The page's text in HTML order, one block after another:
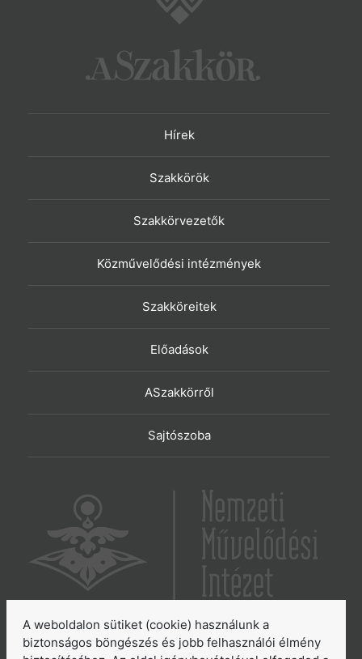
Hírek
Szakkörök
Szakkörvezetők
Közművelődési intézmények
Szakköreitek
Előadások
ASzakkörről
Sajtószoba
6065 Lakitelek, Szentkirályi út 2.
A weboldalon sütiket (cookie) használunk a
biztonságos böngészés és jobb felhasználói élmény